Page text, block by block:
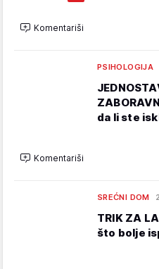
Komentariši
PSIHOLOGIJA
da li ste
Komentariši
SREĆNI DOM
TRIK ZA
što bolje